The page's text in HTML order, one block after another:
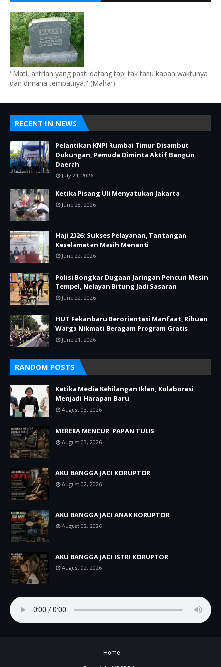
"Mati, antrian yang pasti datang tapi tak tahu kapan waktunya
dan dimana tempatnya." (Mahar)
RECENT IN NEWS
Pelantikan KNPI Rumbai Timur Disambut
Dukungan, Pemuda Diminta Aktif Bangun
Daerah
July 24, 2026
Ketika Pisang Uli Menyatukan Jakarta
June 28, 2026
Haji 2026: Sukses Pelayanan, Tantangan
Keselamatan Masih Menanti
June 22, 2026
Polisi Bongkar Dugaan Jaringan Pencuri Mesin
Tempel, Nelayan Bitung Jadi Sasaran
June 22, 2026
HUT Pekanbaru Berorientasi Manfaat, Ribuan
Warga Nikmati Beragam Program Gratis
June 21, 2026
RANDOM POSTS
Ketika Media Kehilangan Iklan, Kolaborasi
Menjadi Harapan Baru
August 03, 2026
MEREKA MENCURI PAPAN TULIS
August 03, 2026
AKU BANGGA JADI KORUPTOR
August 02, 2026
AKU BANGGA JADI ANAK KORUPTOR
August 02, 2026
AKU BANGGA JADI ISTRI KORUPTOR
August 02, 2026
Home